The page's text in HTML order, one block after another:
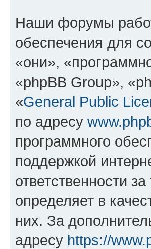
Наши форумы
обеспечения для
«они»,
«phpBB Group»,
«General Public
по адресу
программного
поддержкой
ответственности
определяет в
них. За
адресу https://